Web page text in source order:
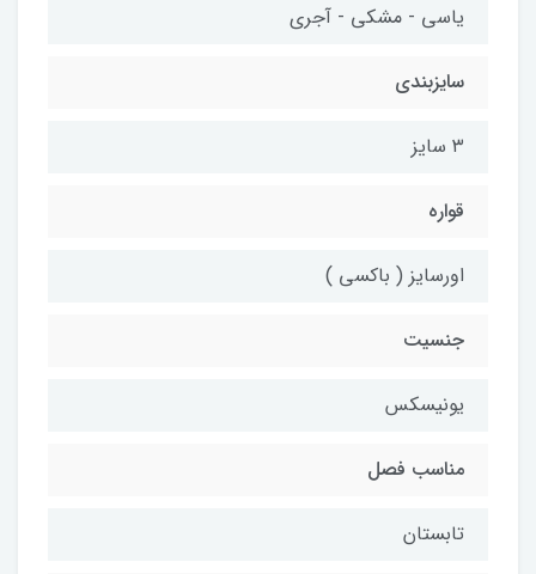
یاسی - مشکی - آجری
سایزبندی
۳ سایز
قواره
اورسایز ( باکسی )
جنسیت
یونیسکس
مناسب فصل
تابستان